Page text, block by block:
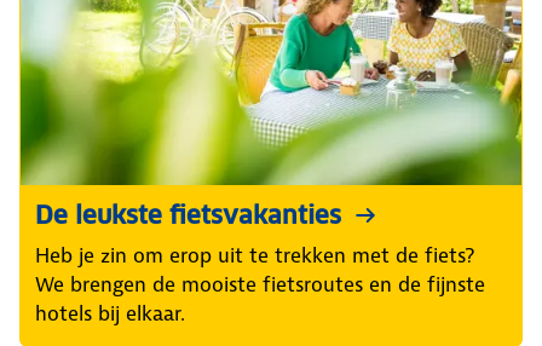
De leukste fietsvakanties
Heb je zin om erop uit te trekken met de fiets?
We brengen de mooiste fietsroutes en de fijnste
hotels bij elkaar.